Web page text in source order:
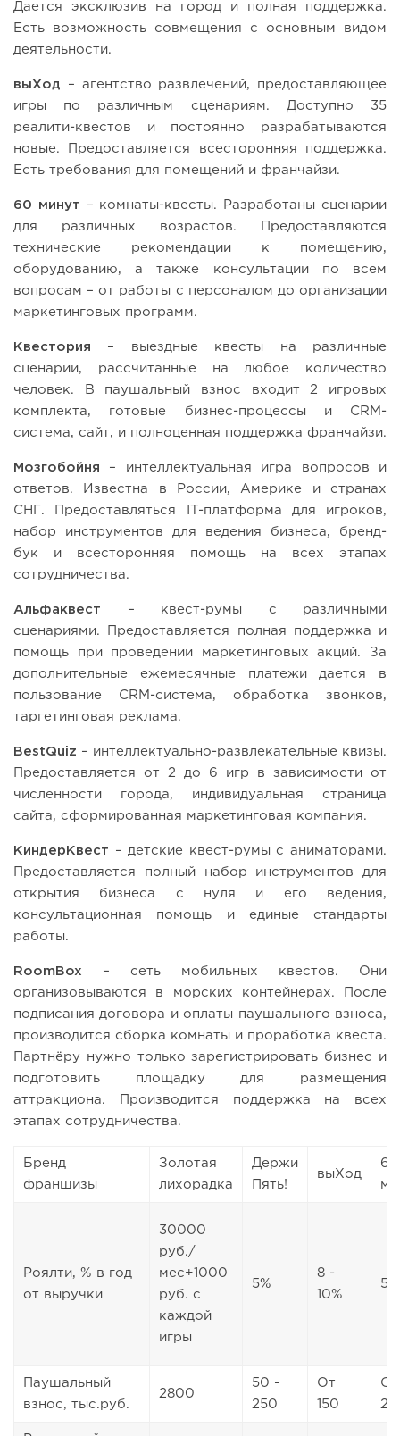
Дается эксклюзив на город и полная поддержка.
Есть возможность совмещения с основным видом
деятельности.
выХод – агентство развлечений, предоставляющее
игры по различным сценариям. Доступно 35
реалити-квестов и постоянно разрабатываются
новые. Предоставляется всесторонняя поддержка.
Есть требования для помещений и франчайзи.
60 минут – комнаты-квесты. Разработаны сценарии
для различных возрастов. Предоставляются
технические рекомендации к помещению,
оборудованию, а также консультации по всем
вопросам – от работы с персоналом до организации
маркетинговых программ.
Квестория – выездные квесты на различные
сценарии, рассчитанные на любое количество
человек. В паушальный взнос входит 2 игровых
комплекта, готовые бизнес-процессы и CRM-
система, сайт, и полноценная поддержка франчайзи.
Мозгобойня – интеллектуальная игра вопросов и
ответов. Известна в России, Америке и странах
СНГ. Предоставляться IT-платформа для игроков,
набор инструментов для ведения бизнеса, бренд-
бук и всесторонняя помощь на всех этапах
сотрудничества.
Альфаквест – квест-румы с различными
сценариями. Предоставляется полная поддержка и
помощь при проведении маркетинговых акций. За
дополнительные ежемесячные платежи дается в
пользование CRM-система, обработка звонков,
таргетинговая реклама.
BestQuiz – интеллектуально-развлекательные квизы.
Предоставляется от 2 до 6 игр в зависимости от
численности города, индивидуальная страница
сайта, сформированная маркетинговая компания.
КиндерКвест – детские квест-румы с аниматорами.
Предоставляется полный набор инструментов для
открытия бизнеса с нуля и его ведения,
консультационная помощь и единые стандарты
работы.
RoomBox – сеть мобильных квестов. Они
организовываются в морских контейнерах. После
подписания договора и оплаты паушального взноса,
производится сборка комнаты и проработка квеста.
Партнёру нужно только зарегистрировать бизнес и
подготовить площадку для размещения
аттракциона. Производится поддержка на всех
этапах сотрудничества.
Бренд
франшизы
Золотая
лихорадка
Держи
Пять!
выХод
60
Роялти, % в год
от выручки
30000
руб./
мес+1000
руб. с
каждой
игры
5%
8 -
10%
5%
Паушальный
взнос, тыс.руб.
2800
50 -
250
От
150
От